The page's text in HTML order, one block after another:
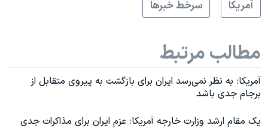
آمريکا
سرخط خبرها
مطالب مرتبط
آمریکا: به نظر نمی‌‌رسد ایران برای بازگشت به پیروی متقابل از
برجام جدی باشد
یک مقام ارشد وزارت خارجه آمریکا: عزم ایران برای مذاکرات جدی